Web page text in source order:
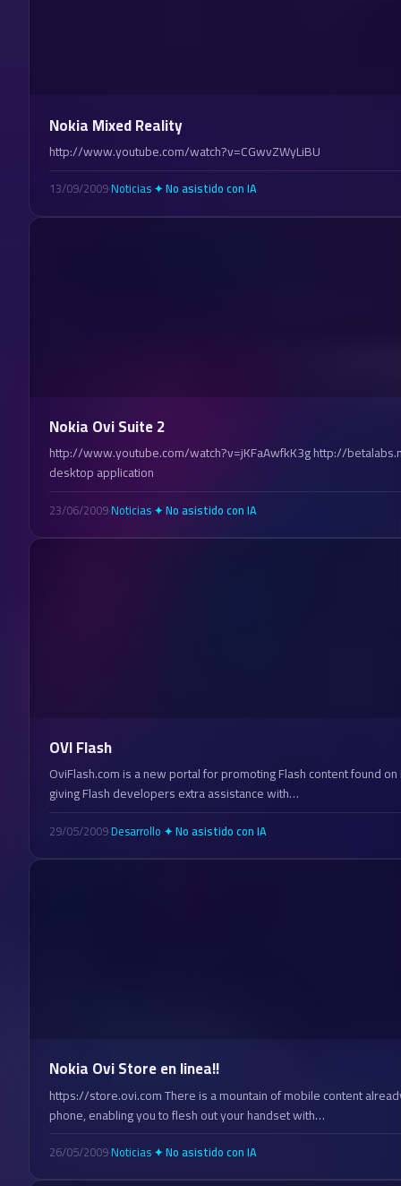
Nokia Mixed Reality
http://www.youtube.com/watch?v=CGwvZWyLiBU
13/09/2009·Noticias·✦ No asistido con IA
Nokia Ovi Suite 2
http://www.youtube.com/watch?v=jKFaAwfkK3g http://
desktop application
23/06/2009·Noticias·✦ No asistido con IA
OVI Flash
OviFlash.com is a new portal for promoting Flash content found
giving Flash developers extra assistance with…
29/05/2009·Desarrollo·✦ No asistido con IA
Nokia Ovi Store en linea!!
https://store.ovi.com There is a mountain of mobile content
phone, enabling you to flesh out your handset with…
26/05/2009Noticias·✦ No asistido con IA